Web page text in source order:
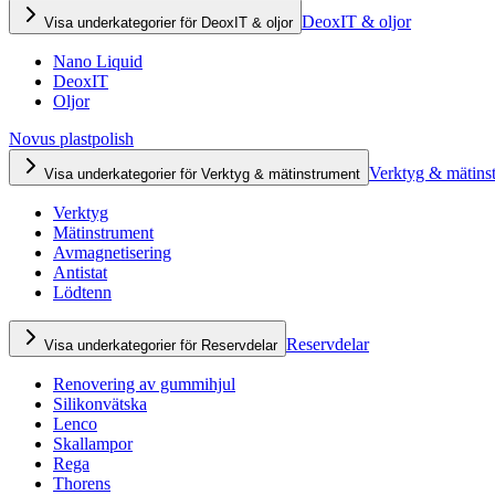
Visa underkategorier för DeoxIT & oljor DeoxIT & oljor
Nano Liquid
DeoxIT
Oljor
Novus plastpolish
Visa underkategorier för Verktyg & mätinstrument Verktyg &
Verktyg
Mätinstrument
Avmagnetisering
Antistat
Lödtenn
Visa underkategorier för Reservdelar Reservdelar
Renovering av gummihjul
Silikonvätska
Lenco
Skallampor
Rega
Thorens